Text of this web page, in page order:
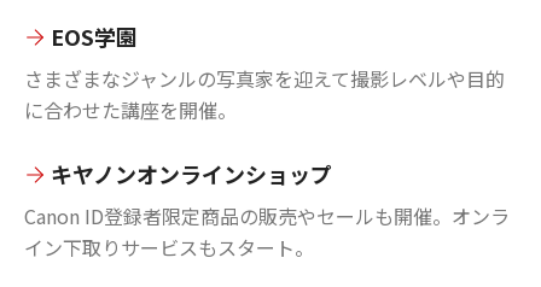
EOS学園
さまざまなジャンルの写真家を迎えて撮影レベルや目的
に合わせた講座を開催。
キヤノンオンラインショップ
Canon ID登録者限定商品の販売やセールも開催。オンラ
イン下取りサービスもスタート。